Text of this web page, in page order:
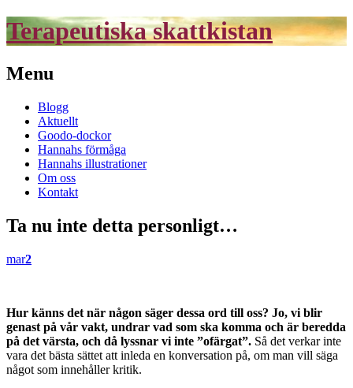
Terapeutiska skattkistan
Menu
Skip
content
Blogg
Aktuellt
Goodo-dockor
Hannahs förmåga
Hannahs illustrationer
Om oss
Kontakt
Ta nu inte detta personligt…
mar2
Hur känns det när någon säger dessa ord till oss? Jo, vi blir
genast på vår vakt, undrar vad som ska komma och är beredda
på det värsta, och då lyssnar vi inte ”ofärgat”. Så det verkar inte
vara det bästa sättet att inleda en konversation på, om man vill säga
något som innehåller kritik.